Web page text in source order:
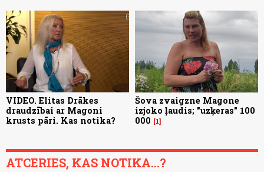
VIDEO. Elitas Drākes
draudzībai ar Magoni
krusts pāri. Kas notika?
Šova zvaigzne Magone
izjoko ļaudis; "uzķeras" 100
000
1
ATCERIES, KAS NOTIKA...?